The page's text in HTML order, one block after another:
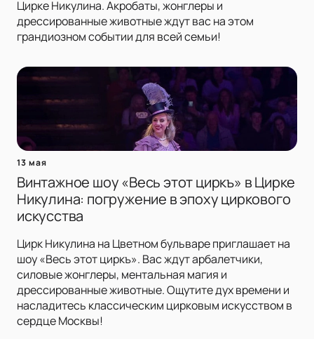
Цирке Никулина. Акробаты, жонглеры и
дрессированные животные ждут вас на этом
грандиозном событии для всей семьи!
13 мая
Винтажное шоу «Весь этот циркъ» в Цирке
Никулина: погружение в эпоху циркового
искусства
Цирк Никулина на Цветном бульваре приглашает на
шоу «Весь этот циркъ». Вас ждут арбалетчики,
силовые жонглеры, ментальная магия и
дрессированные животные. Ощутите дух времени и
насладитесь классическим цирковым искусством в
сердце Москвы!